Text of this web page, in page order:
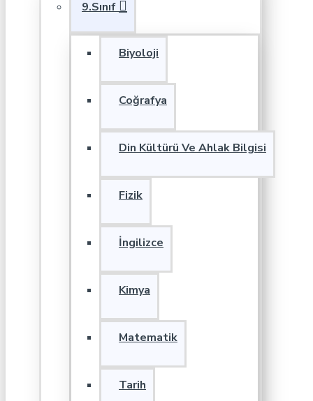
9.Sınıf
Biyoloji
Coğrafya
Din Kültürü Ve Ahlak Bilgisi
Fizik
İngilizce
Kimya
Matematik
Tarih